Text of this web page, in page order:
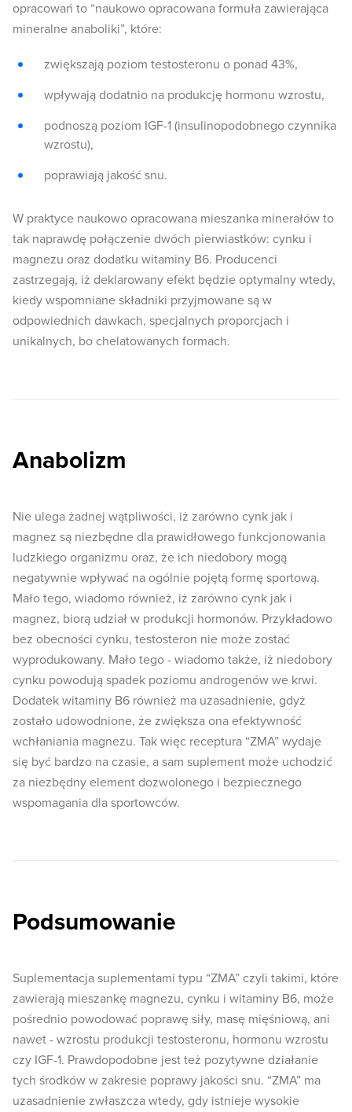
opracowań to “naukowo opracowana formuła zawierająca
mineralne anaboliki”, które:
zwiększają poziom testosteronu o ponad 43%,
wpływają dodatnio na produkcję hormonu wzrostu,
podnoszą poziom IGF-1 (insulinopodobnego czynnika
wzrostu),
poprawiają jakość snu.
W praktyce naukowo opracowana mieszanka minerałów to
tak naprawdę połączenie dwóch pierwiastków: cynku i
magnezu oraz dodatku witaminy B6. Producenci
zastrzegają, iż deklarowany efekt będzie optymalny wtedy,
kiedy wspomniane składniki przyjmowane są w
odpowiednich dawkach, specjalnych proporcjach i
unikalnych, bo chelatowanych formach.
Anabolizm
Nie ulega żadnej wątpliwości, iż zarówno cynk jak i
magnez są niezbędne dla prawidłowego funkcjonowania
ludzkiego organizmu oraz, że ich niedobory mogą
negatywnie wpływać na ogólnie pojętą formę sportową.
Mało tego, wiadomo również, iż zarówno cynk jak i
magnez, biorą udział w produkcji hormonów. Przykładowo
bez obecności cynku, testosteron nie może zostać
wyprodukowany. Mało tego - wiadomo także, iż niedobory
cynku powodują spadek poziomu androgenów we krwi.
Dodatek witaminy B6 również ma uzasadnienie, gdyż
zostało udowodnione, że zwiększa ona efektywność
wchłaniania magnezu. Tak więc receptura “ZMA” wydaje
się być bardzo na czasie, a sam suplement może uchodzić
za niezbędny element dozwolonego i bezpiecznego
wspomagania dla sportowców.
Podsumowanie
Suplementacja suplementami typu “ZMA” czyli takimi, które
zawierają mieszankę magnezu, cynku i witaminy B6, może
pośrednio powodować poprawę siły, masę mięśniową, ani
nawet - wzrostu produkcji testosteronu, hormonu wzrostu
czy IGF-1. Prawdopodobne jest też pozytywne działanie
tych środków w zakresie poprawy jakości snu. “ZMA” ma
uzasadnienie zwłaszcza wtedy, gdy istnieje wysokie